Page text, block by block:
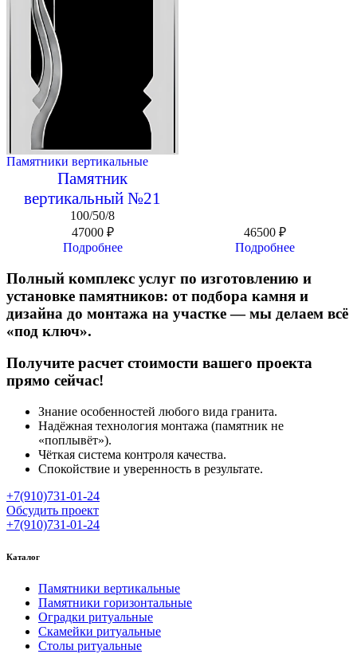
Памятники вертикальные
Памятник
вертикальный №21
100/50/8
47000 ₽
Подробнее
46500 ₽
Подробнее
Полный комплекс услуг по изготовлению и
установке памятников: от подбора камня и
дизайна до монтажа на участке — мы делаем всё
«под ключ».
Получите расчет стоимости вашего проекта
прямо сейчас!
Знание особенностей любого вида гранита.
Надёжная технология монтажа (памятник не
«поплывёт»).
Чёткая система контроля качества.
Спокойствие и уверенность в результате.
+7(910)731-01-24
Обсудить проект
+7(910)731-01-24
Каталог
Памятники вертикальные
Памятники горизонтальные
Оградки ритуальные
Скамейки ритуальные
Столы ритуальные